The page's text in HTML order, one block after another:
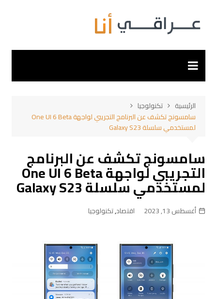
المحتوى
الرئيسية
تكنولوجيا
سامسونج تكشف عن البرنامج التجريبي لواجهة One UI 6 Beta
لمستخدمي سلسلة Galaxy S23
سامسونج تكشف عن البرنامج
التجريبي لواجهة One UI 6 Beta
لمستخدمي سلسلة Galaxy S23
أغسطس 13, 2023 اقتصاد,تكنولوجيا